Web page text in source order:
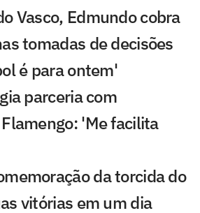
Vasco, Edmundo cobra
tomadas de decisões
é para ontem'
parceria com
'Me facilita
da torcida do
vitórias em um dia